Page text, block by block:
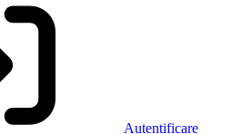
Autentificare